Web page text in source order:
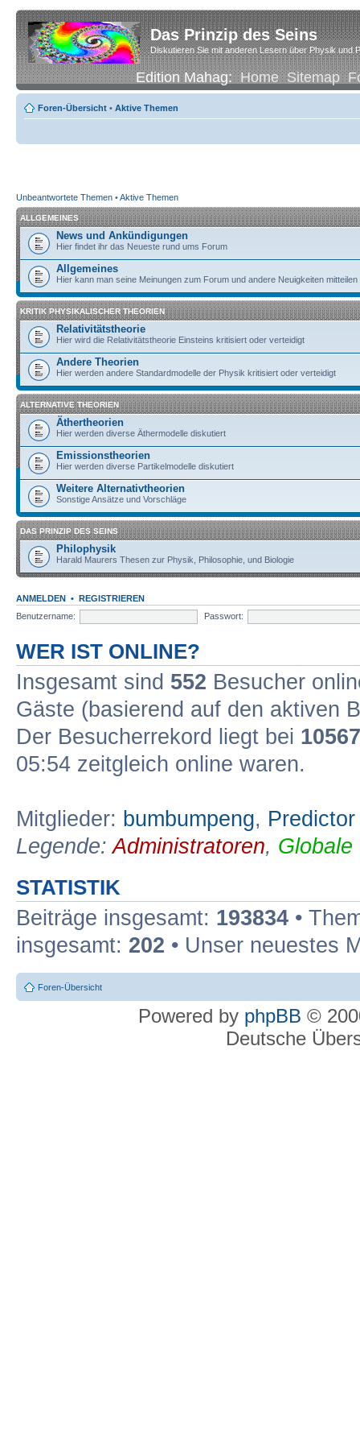
Das Prinzip des Seins
Diskutieren Sie mit anderen Lesern über Physik und
Edition Mahag:Home Sitemap
Foren-Übersicht • Aktive Themen
Unbeantwortete Themen •Aktive Themen
ALLGEMEINES
News und Ankündigungen
Hier findet ihr das Neueste rund ums Forum
Allgemeines
Hier kann man seine Meinungen zum Forum und andere Neuigkeiten mitteilen
KRITIK PHYSIKALISCHER THEORIEN
Relativitätstheorie
Hier wird die Relativitätstheorie Einsteins kritisiert oder verteidigt
Andere Theorien
Hier werden andere Standardmodelle der Physik kritisiert oder verteidigt
ALTERNATIVE THEORIEN
Äthertheorien
Hier werden diverse Äthermodelle diskutiert
Emissionstheorien
Hier werden diverse Partikelmodelle diskutiert
Weitere Alternativtheorien
Sonstige Ansätze und Vorschläge
DAS PRINZIP DES SEINS
Philophysik
Harald Maurers Thesen zur Physik, Philosophie, und Biologie
ANMELDEN • REGISTRIEREN
Benutzername:
Passwort:
WER IST ONLINE?
Insgesamt sind 552 Besucher
Gäste (basierend auf den aktiven
Der Besucherrekord liegt bei 10567
05:54 zeitgleich online waren.
Mitglieder: bumbumpeng, Predictor
Legende:Administratoren, Globale
STATISTIK
Beiträge insgesamt: 193834 •
insgesamt: 202 • Unser neuestes
Foren-Übersicht
Powered by phpBB ©
Deutsche